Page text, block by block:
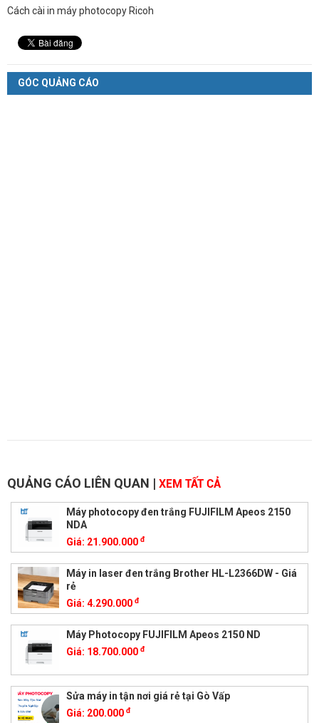
Cách cài in máy photocopy Ricoh
GÓC QUẢNG CÁO
QUẢNG CÁO LIÊN QUAN | XEM TẤT CẢ
Máy photocopy đen trắng FUJIFILM Apeos 2150
NDA
Giá: 21.900.000 đ
Máy in laser đen trắng Brother HL-L2366DW - Giá
rẻ
Giá: 4.290.000 đ
Máy Photocopy FUJIFILM Apeos 2150 ND
Giá: 18.700.000 đ
Sửa máy in tận nơi giá rẻ tại Gò Vấp
Giá: 200.000 đ